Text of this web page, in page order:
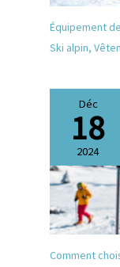
Équipement
Ski alpin,
Déc
18
2024
Comment